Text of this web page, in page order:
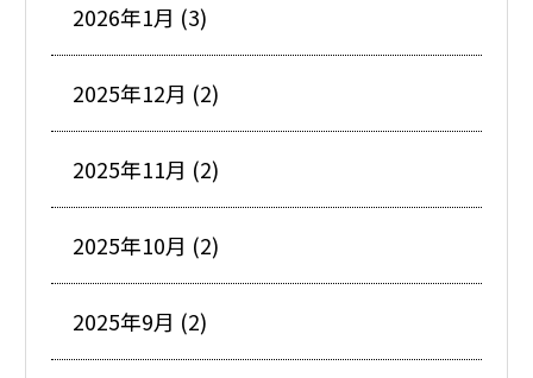
2026年1月 (3)
2025年12月 (2)
2025年11月 (2)
2025年10月 (2)
2025年9月 (2)